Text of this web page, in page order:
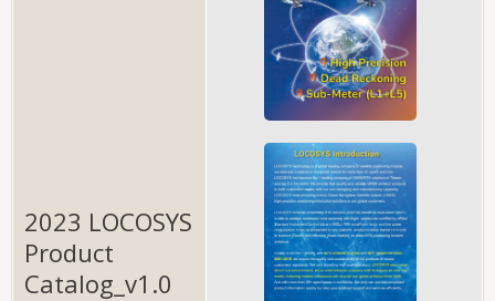
2023 LOCOSYS
Product
Catalog_v1.0